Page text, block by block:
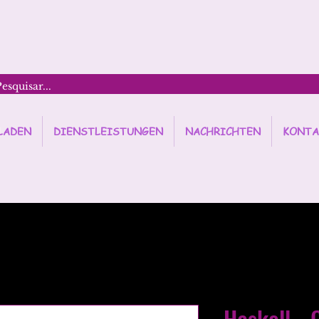
DIENSTLEISTUNGEN NACHRICHTEN